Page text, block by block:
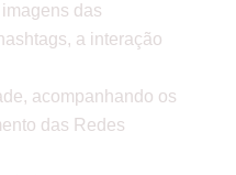
das
a interação
acompanhando os
das Redes